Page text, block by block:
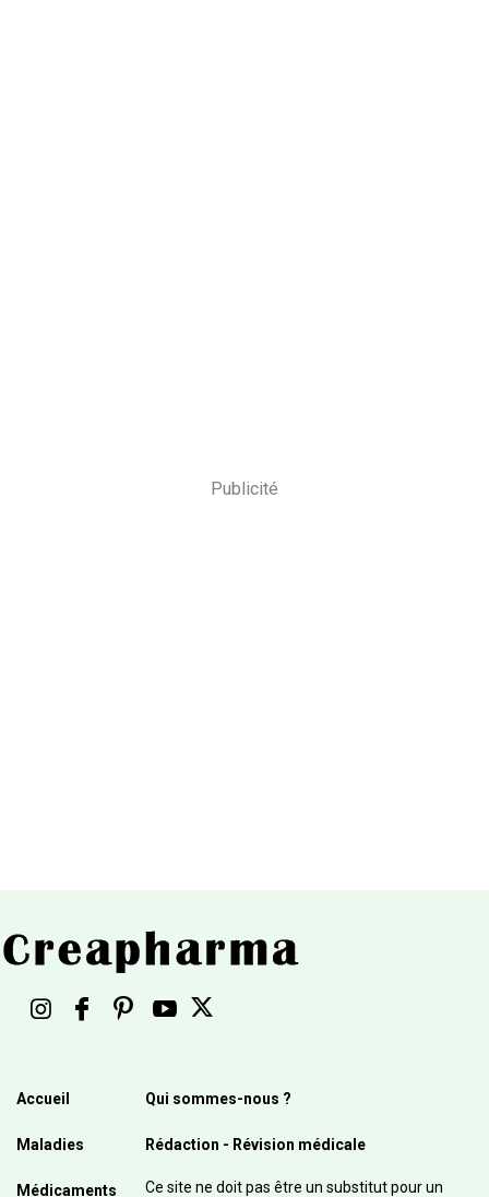
Publicité
Accueil
Maladies
Médicaments
Qui sommes-nous ?
Rédaction - Révision médicale
Ce site ne doit pas être un substitut pour un